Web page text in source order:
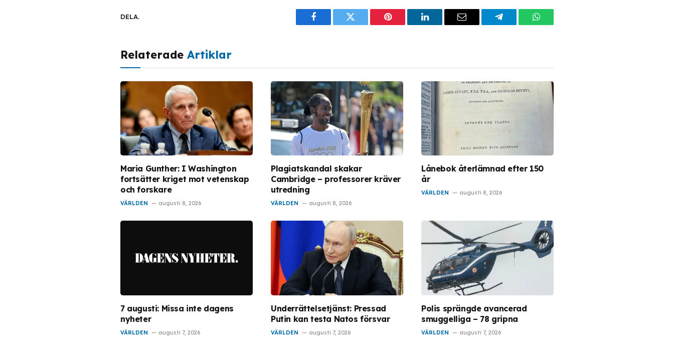
DELA.
FacebookTwitter PinterestLinkedInEmail TelegramWhatsApp
Relaterade Artiklar
Maria Gunther: I Washington
fortsätter kriget mot vetenskap
och forskare
VÄRLDEN augusti 8, 2026
Plagiatskandal skakar
Cambridge – professorer kräver
utredning
VÄRLDEN augusti 8, 2026
Lånebok återlämnad efter 150
år
VÄRLDEN augusti 8, 2026
7 augusti: Missa inte dagens
nyheter
VÄRLDEN augusti 7, 2026
Underrättelsetjänst: Pressad
Putin kan testa Natos försvar
VÄRLDEN augusti 7, 2026
Polis sprängde avancerad
smuggelliga – 78 gripna
VÄRLDEN augusti 7, 2026